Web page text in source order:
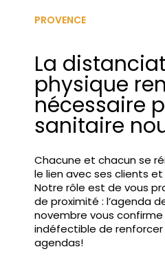
PROVENCE
La
physique
nécessaire
sanitaire
Chacune et chacun se
le lien avec ses clients et
Notre rôle est de vous
de proximité : l’agenda
novembre vous
indéfectible de renforcer
agendas!